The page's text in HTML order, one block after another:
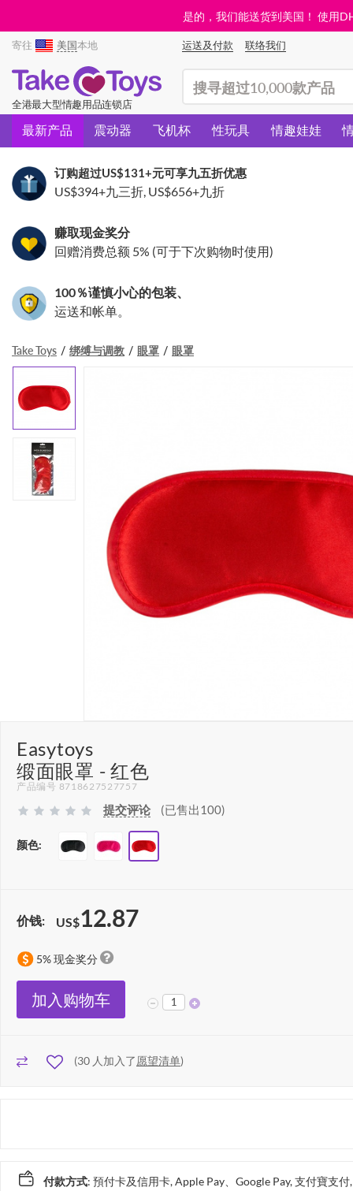
是的，我们能送货到美国！ 使用
寄往 美国本地 运送及付款 联络我们
全港最大型情趣用品连锁店
最新产品 震动器 飞机杯 性玩具 情趣娃娃
订购超过US$131+元可享九五折优惠
US$394+九三折, US$656+九折
赚取现金奖分
回赠消费总额 5% (可于下次购物时使用)
100％谨慎小心的包装、
运送和帐单。
Take Toys 绑缚与调教 眼罩 眼罩
Easytoys
缎面眼罩 - 红色
产品编号 8718627527757
提交评论 (已售出100)
颜色:
价钱: US$12.87
5% 现金奖分
加入购物车
(30 人加入了愿望清单)
付款方式: 預付卡及信用卡, Apple Pay、Google Pay, 支付寶支